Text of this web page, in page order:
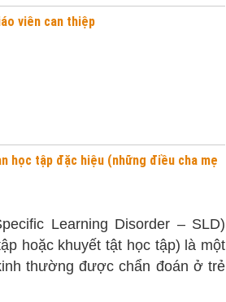
viên can thiệp
học tập đặc hiệu (những điều cha mẹ
Learning Disorder – SLD)
hoặc khuyết tật học tập) là một
thường được chẩn đoán ở trẻ